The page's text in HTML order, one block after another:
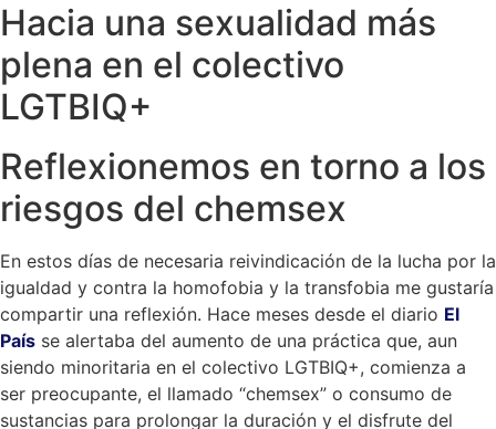
Hacia una sexualidad más
plena en el colectivo
LGTBIQ+
Reflexionemos en torno a los
riesgos del chemsex
En estos días de necesaria reivindicación de la lucha por la
igualdad y contra la homofobia y la transfobia me gustaría
compartir una reflexión. Hace meses desde el diario El
País se alertaba del aumento de una práctica que, aun
siendo minoritaria en el colectivo LGTBIQ+, comienza a
ser preocupante, el llamado “chemsex” o consumo de
sustancias para prolongar la duración y el disfrute del